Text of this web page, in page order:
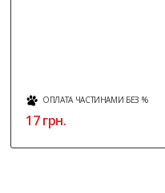
ОПЛАТА ЧАСТИНАМИ БЕЗ %
17 грн.